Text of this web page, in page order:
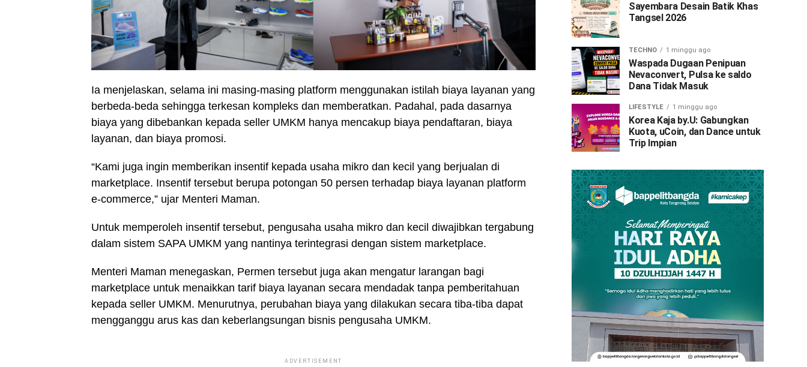
Ia menjelaskan, selama ini masing-masing platform menggunakan istilah biaya layanan yang
berbeda-beda sehingga terkesan kompleks dan memberatkan. Padahal, pada dasarnya
biaya yang dibebankan kepada seller UMKM hanya mencakup biaya pendaftaran, biaya
layanan, dan biaya promosi.
“Kami juga ingin memberikan insentif kepada usaha mikro dan kecil yang berjualan di
marketplace. Insentif tersebut berupa potongan 50 persen terhadap biaya layanan platform
e-commerce,” ujar Menteri Maman.
Untuk memperoleh insentif tersebut, pengusaha usaha mikro dan kecil diwajibkan tergabung
dalam sistem SAPA UMKM yang nantinya terintegrasi dengan sistem marketplace.
Menteri Maman menegaskan, Permen tersebut juga akan mengatur larangan bagi
marketplace untuk menaikkan tarif biaya layanan secara mendadak tanpa pemberitahuan
kepada seller UMKM. Menurutnya, perubahan biaya yang dilakukan secara tiba-tiba dapat
mengganggu arus kas dan keberlangsungan bisnis pengusaha UMKM.
ADVERTISEMENT
Sayembara Desain Batik Khas
Tangsel 2026
TECHNO 1 minggu ago
Waspada Dugaan Penipuan
Nevaconvert, Pulsa ke saldo
Dana Tidak Masuk
LIFESTYLE 1 minggu ago
Korea Kaja by.U: Gabungkan
Kuota, uCoin, dan Dance untuk
Trip Impian